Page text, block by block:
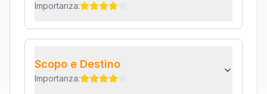
Importanza:
Scopo e Destino
Importanza: